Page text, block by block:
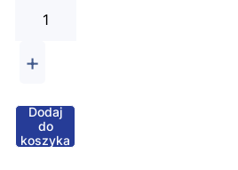
+
Dodaj
do
koszyka